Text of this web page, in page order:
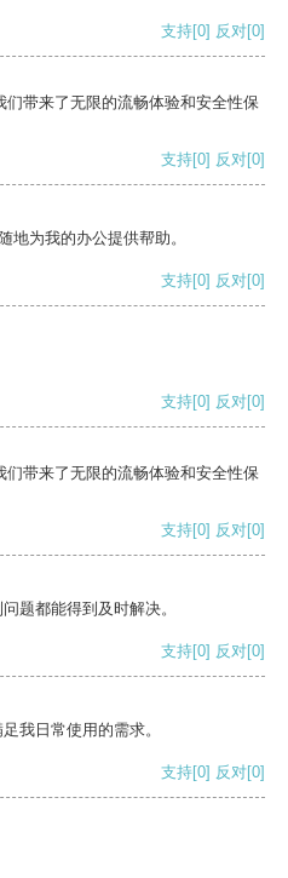
支持[0] 反对[0]
带来了无限的流畅体验和安全性保
支持[0] 反对[0]
地为我的办公提供帮助。
支持[0] 反对[0]
支持[0] 反对[0]
带来了无限的流畅体验和安全性保
支持[0] 反对[0]
题都能得到及时解决。
支持[0] 反对[0]
我日常使用的需求。
支持[0] 反对[0]